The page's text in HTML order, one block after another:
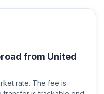
from United
rate. The fee is